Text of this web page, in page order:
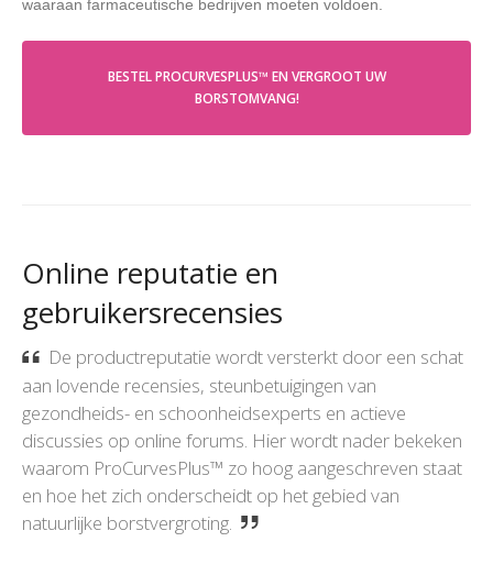
waaraan farmaceutische bedrijven moeten voldoen.
BESTEL PROCURVESPLUS™ EN VERGROOT UW
BORSTOMVANG!
Online reputatie en
gebruikersrecensies
De productreputatie wordt versterkt door een schat
aan lovende recensies, steunbetuigingen van
gezondheids- en schoonheidsexperts en actieve
discussies op online forums. Hier wordt nader bekeken
waarom ProCurvesPlus™ zo hoog aangeschreven staat
en hoe het zich onderscheidt op het gebied van
natuurlijke borstvergroting.